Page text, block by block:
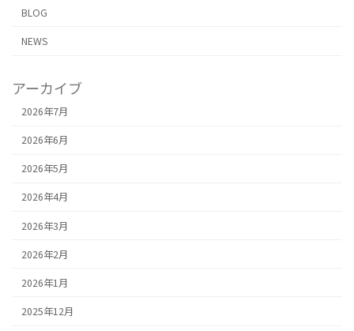
BLOG
NEWS
アーカイブ
2026年7月
2026年6月
2026年5月
2026年4月
2026年3月
2026年2月
2026年1月
2025年12月